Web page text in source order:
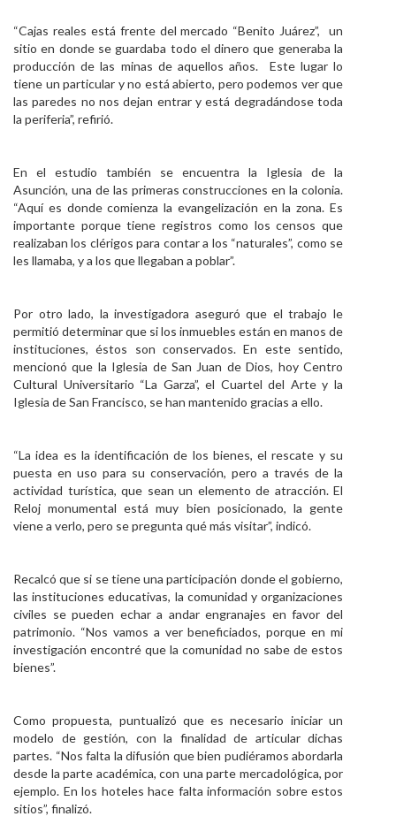
“Cajas reales está frente del mercado “Benito Juárez”, un
sitio en donde se guardaba todo el dinero que generaba la
producción de las minas de aquellos años. Este lugar lo
tiene un particular y no está abierto, pero podemos ver que
las paredes no nos dejan entrar y está degradándose toda
la periferia”, refirió.
En el estudio también se encuentra la Iglesia de la
Asunción, una de las primeras construcciones en la colonia.
“Aquí es donde comienza la evangelización en la zona. Es
importante porque tiene registros como los censos que
realizaban los clérigos para contar a los “naturales”, como se
les llamaba, y a los que llegaban a poblar”.
Por otro lado, la investigadora aseguró que el trabajo le
permitió determinar que si los inmuebles están en manos de
instituciones, éstos son conservados. En este sentido,
mencionó que la Iglesia de San Juan de Dios, hoy Centro
Cultural Universitario “La Garza”, el Cuartel del Arte y la
Iglesia de San Francisco, se han mantenido gracias a ello.
“La idea es la identificación de los bienes, el rescate y su
puesta en uso para su conservación, pero a través de la
actividad turística, que sean un elemento de atracción. El
Reloj monumental está muy bien posicionado, la gente
viene a verlo, pero se pregunta qué más visitar”, indicó.
Recalcó que si se tiene una participación donde el gobierno,
las instituciones educativas, la comunidad y organizaciones
civiles se pueden echar a andar engranajes en favor del
patrimonio. “Nos vamos a ver beneficiados, porque en mi
investigación encontré que la comunidad no sabe de estos
bienes”.
Como propuesta, puntualizó que es necesario iniciar un
modelo de gestión, con la finalidad de articular dichas
partes. “Nos falta la difusión que bien pudiéramos abordarla
desde la parte académica, con una parte mercadológica, por
ejemplo. En los hoteles hace falta información sobre estos
sitios”, finalizó.